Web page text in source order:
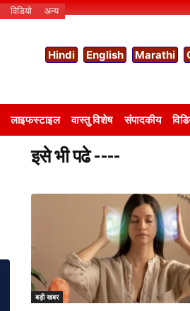
विडियो अन्य
Hindi English Marathi
लाइफस्टाइल वास्तु विशेष संपादकीय
इसे भी पढे ----
बड़ी खबर